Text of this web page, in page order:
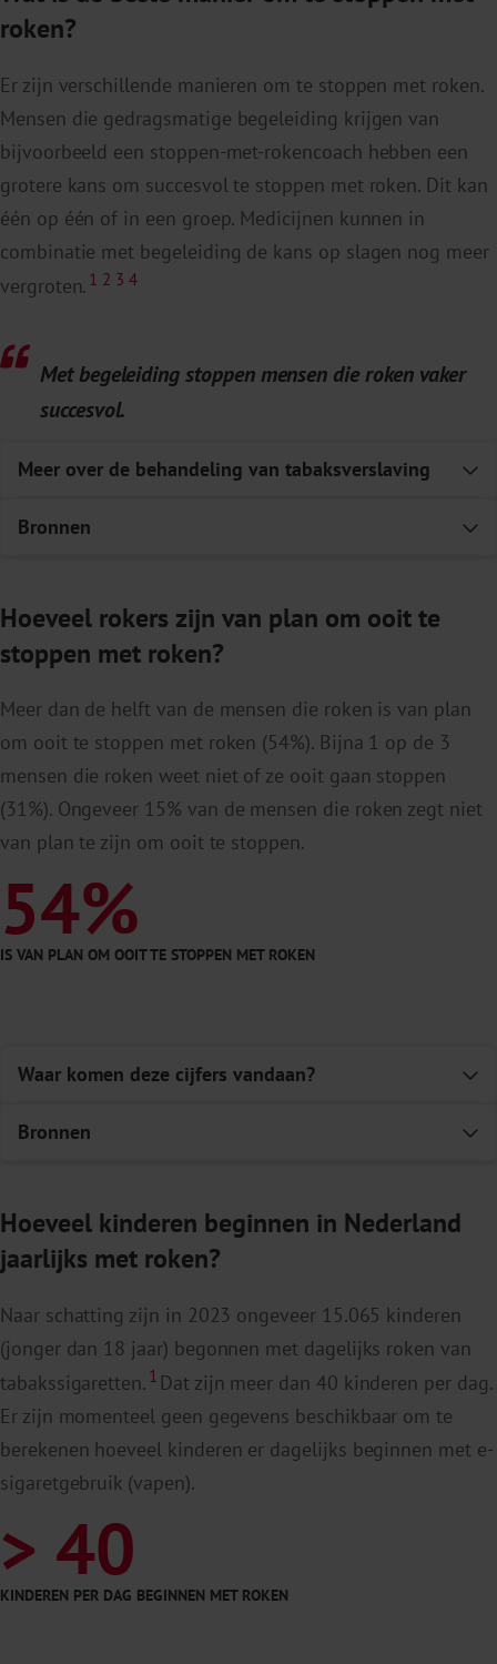
rusteloosheid en een geïrriteerd gevoel. Deze
deze ontwenningsverschijnselen weer opgeheven
waardoor het roken een ontspannend effect lijkt te
hebben. Niet-rokers hebben dit gevoel niet omdat zij
geen nicotineafhankelijkheid hebben
1
De tweede manier is omdat roken ook inde rest van
het lichaam een stressreactie
de bloeddruk en de hartslag stijgen.
eenopgejaagdengestrestgevoel.Dit is op de lange
termijn slecht voor de gezondheid van het hart en de
roken?
Er zijn verschillende manieren om te stoppen met roken.
Mensen die gedragsmatige begeleiding krijgen van
bijvoorbeeld een stoppen-met-rokencoach hebben een
grotere kans om succesvol te stoppen met roken. Dit kan
één op één of in een groep. Medicijnen kunnen in
combinatie met begeleiding de kans op slagen nog meer
vergroten. 1 2 3 4
Met begeleiding stoppen mensen die roken vaker
succesvol.
Meer over de behandeling van tabaksverslaving
Bronnen
counselling for smoking cessation. Cochrane
Database of Systematic Reviews
programmes for smoking cessation. Cochrane
Database of Systematic Reviews . April 2005.
Stead LF, Hartmann-Boyce J, Perera R, Lancaster
T. Telephone counseling for smoking cessation.
Cochrane Database of Systematic Reviews
Augustus 2013.
Siu, AL. Behavioral and Pharmacotherapy
Interventions for Tobacco Smoking Cessation in
2015;163(8), 622-634.
Hoeveel rokers zijn van plan om ooit te
stoppen met roken?
Meer dan de helft van de mensen die roken is van plan
om ooit te stoppen met roken (54%). Bijna 1 op de 3
mensen die roken weet niet of ze ooit gaan stoppen
(31%). Ongeveer 15% van de mensen die roken zegt niet
van plan te zijn om ooit te stoppen.
54%
IS VAN PLAN OM OOIT TE STOPPEN MET ROKEN
Waar komen deze cijfers vandaan?
Bronnen
Leefstijlmonitor (LSM-A middelen), Trimbos-
instituut in samenwerking met het RIVM en het
Hoeveel kinderen beginnen in Nederland
jaarlijks met roken?
Naar schatting zijn in 2023 ongeveer 15.065 kinderen
(jonger dan 18 jaar) begonnen met dagelijks roken van
tabakssigaretten. 1 Dat zijn meer dan 40 kinderen per dag.
Er zijn momenteel geen gegevens beschikbaar om te
berekenen hoeveel kinderen er dagelijks beginnen met e-
sigaretgebruik (vapen).
> 40
KINDEREN PER DAG BEGINNEN MET ROKEN